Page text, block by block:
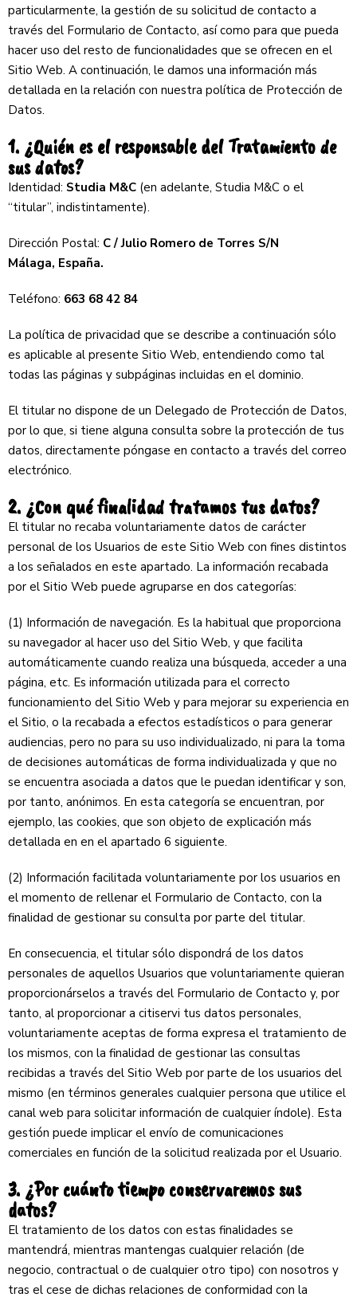
particularmente, la gestión de su solicitud de contacto a
través del Formulario de Contacto, así como para que pueda
hacer uso del resto de funcionalidades que se ofrecen en el
Sitio Web. A continuación, le damos una información más
detallada en la relación con nuestra política de Protección de
Datos.
1. ¿Quién es el responsable del Tratamiento de
sus datos?
Identidad: Studia M&C (en adelante, Studia M&C o el
“titular”, indistintamente).
Dirección Postal: C / Julio Romero de Torres S/N
Málaga, España.
Teléfono: 663 68 42 84
La política de privacidad que se describe a continuación sólo
es aplicable al presente Sitio Web, entendiendo como tal
todas las páginas y subpáginas incluidas en el dominio.
El titular no dispone de un Delegado de Protección de Datos,
por lo que, si tiene alguna consulta sobre la protección de tus
datos, directamente póngase en contacto a través del correo
electrónico.
2. ¿Con qué finalidad tratamos tus datos?
El titular no recaba voluntariamente datos de carácter
personal de los Usuarios de este Sitio Web con fines distintos
a los señalados en este apartado. La información recabada
por el Sitio Web puede agruparse en dos categorías:
(1) Información de navegación. Es la habitual que proporciona
su navegador al hacer uso del Sitio Web, y que facilita
automáticamente cuando realiza una búsqueda, acceder a una
página, etc. Es información utilizada para el correcto
funcionamiento del Sitio Web y para mejorar su experiencia en
el Sitio, o la recabada a efectos estadísticos o para generar
audiencias, pero no para su uso individualizado, ni para la toma
de decisiones automáticas de forma individualizada y que no
se encuentra asociada a datos que le puedan identificar y son,
por tanto, anónimos. En esta categoría se encuentran, por
ejemplo, las cookies, que son objeto de explicación más
detallada en en el apartado 6 siguiente.
(2) Información facilitada voluntariamente por los usuarios en
el momento de rellenar el Formulario de Contacto, con la
finalidad de gestionar su consulta por parte del titular.
En consecuencia, el titular sólo dispondrá de los datos
personales de aquellos Usuarios que voluntariamente quieran
proporcionárselos a través del Formulario de Contacto y, por
tanto, al proporcionar a citiservi tus datos personales,
voluntariamente aceptas de forma expresa el tratamiento de
los mismos, con la finalidad de gestionar las consultas
recibidas a través del Sitio Web por parte de los usuarios del
mismo (en términos generales cualquier persona que utilice el
canal web para solicitar información de cualquier índole). Esta
gestión puede implicar el envío de comunicaciones
comerciales en función de la solicitud realizada por el Usuario.
3. ¿Por cuánto tiempo conservaremos sus
datos?
El tratamiento de los datos con estas finalidades se
mantendrá, mientras mantengas cualquier relación (de
negocio, contractual o de cualquier otro tipo) con nosotros y
tras el cese de dichas relaciones de conformidad con la